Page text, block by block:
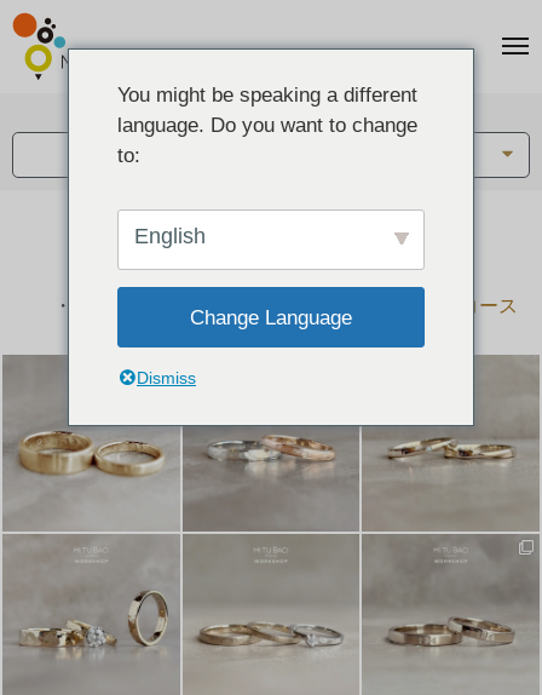
結婚指輪とペアリングのデザイン集
下記コースで手作りされた作品をご紹介します
手作り結婚指輪コース
手作りペアリングコース
You might be speaking a different
language. Do you want to change
to:
English
Change Language
Dismiss